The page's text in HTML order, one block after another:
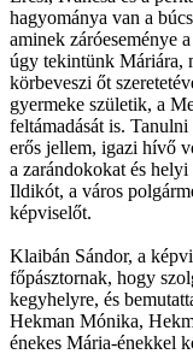
hagyománya van a
aminek záróeseménye
úgy tekintünk Máriára,
körbeveszi őt
gyermeke születik, a
feltámadását is.
erős jellem, igazi hívő
a zarándokokat és
Ildikót, a város
képviselőt.
Klaibán Sándor, a
főpásztornak, hogy
kegyhelyre, és
Hekman Mónika,
énekes Mária-énekkel